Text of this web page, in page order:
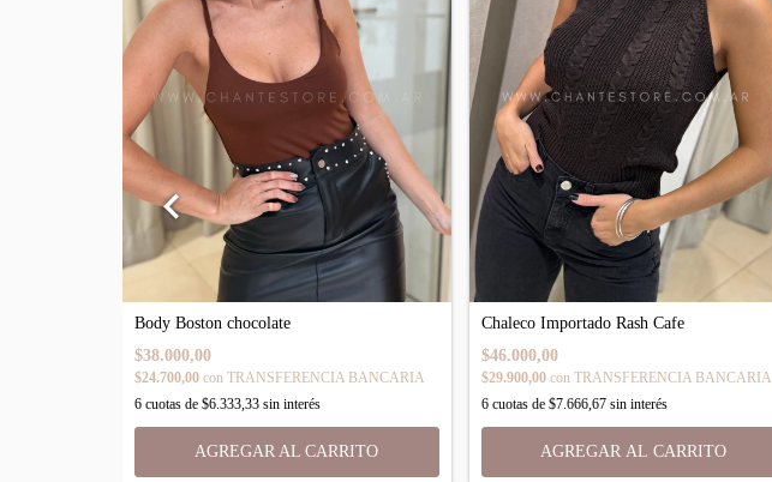
Body Boston chocolate
$38.000,00
$24.700,00 con TRANSFERENCIA BANCARIA
6 cuotas de $6.333,33 sin interés
AGREGAR AL CARRITO
Chaleco Importado Rash Cafe
$46.000,00
$29.900,00 con TRANSFERENCIA BANCARIA
6cuotas de $7.666,67sin interés